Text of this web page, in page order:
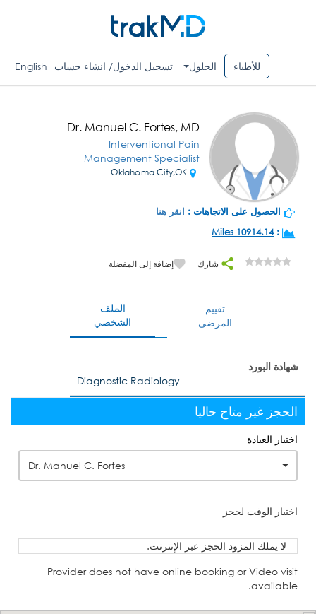
للأطباء الحلول تسجيل الدخول/ انشاء حساب English
Dr. Manuel C. Fortes, MD
Interventional Pain
Management Specialist
الحصول على الاتجاهات : انقر هنا
:
10914.14 Miles
شارك إضافة إلى المفضلة
الملف
الشخصي
تقييم
المرضى
شهادة البورد
Diagnostic Radiology
الحجز غير متاح حاليا
اختيار العيادة
Dr. Manuel C. Fortes
اختيار الوقت لحجز
لا يملك المزود الحجز عبر الإنترنت.
Provider does not have online booking or Video visit
available.